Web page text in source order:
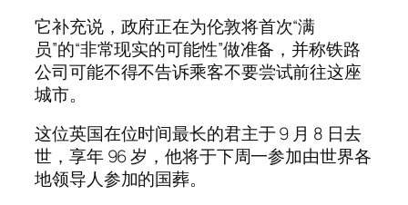
它补充说，政府正在为伦敦将首次“满
员”的“非常现实的可能性”做准备，并称铁路
公司可能不得不告诉乘客不要尝试前往这座
城市。
这位英国在位时间最长的君主于 9 月 8 日去
世，享年 96 岁，他将于下周一参加由世界各
地领导人参加的国葬。